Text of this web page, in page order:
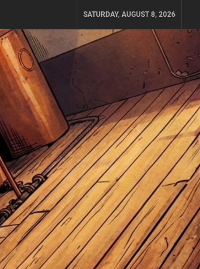
SATURDAY, AUGUST 8, 2026